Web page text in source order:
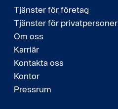
Tjänster för företag
Tjänster för privatpersoner
Om oss
Karriär
Kontakta oss
Kontor
Pressrum